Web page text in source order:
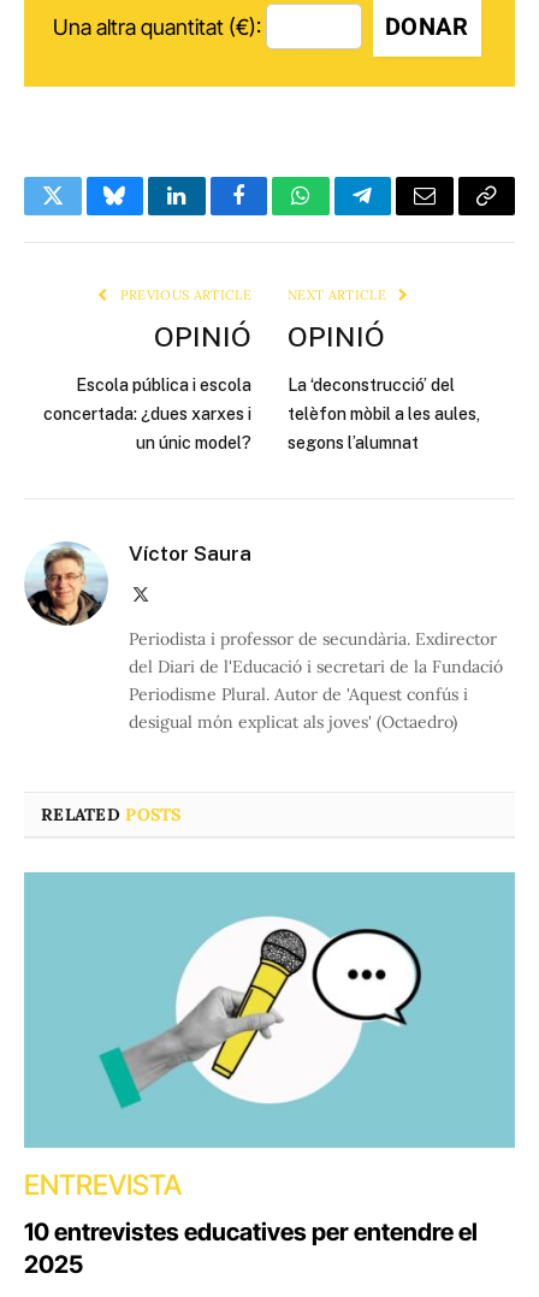
Una altra quantitat (€): DONAR
TwitterBlueskyLinkedInFacebookWhatsAppTelegramEmail Copy
PREVIOUS ARTICLE
OPINIÓ
Escola pública i escola
concertada: ¿dues xarxes i
un únic model?
NEXT ARTICLE
OPINIÓ
La ‘deconstrucció’ del
telèfon mòbil a les aules,
segons l’alumnat
Víctor Saura
Periodista i professor de secundària. Exdirector
del Diari de l'Educació i secretari de la Fundació
Periodisme Plural. Autor de 'Aquest confús i
desigual món explicat als joves' (Octaedro)
RELATEDPOSTS
ENTREVISTA
10 entrevistes educatives per entendre el
2025